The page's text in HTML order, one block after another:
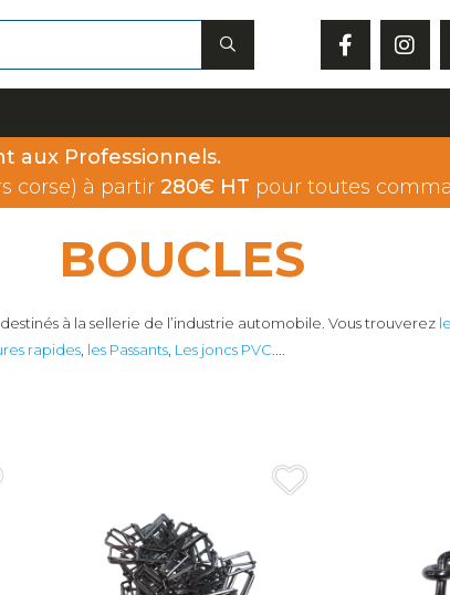
aux Professionnels.
corse) à partir 280€ HT pour toutes
BOUCLES
à la sellerie de l’industrie automobile. Vous trouverez
rapides les Passants Les joncs PVC